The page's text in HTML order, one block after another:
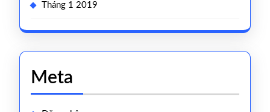
Tháng 1 2019
Meta